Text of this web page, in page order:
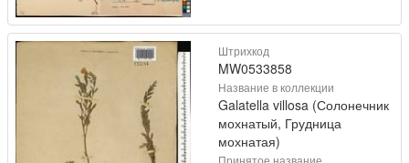
Штрихкод
MW0533858
Название в коллекции
Galatella villosa (Солонечник
мохнатый, Грудница
мохнатая)